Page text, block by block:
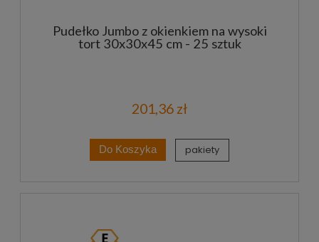
Pudełko Jumbo z okienkiem na wysoki
tort 30x30x45 cm - 25 sztuk
201,36 zł
Do Koszyka pakiety